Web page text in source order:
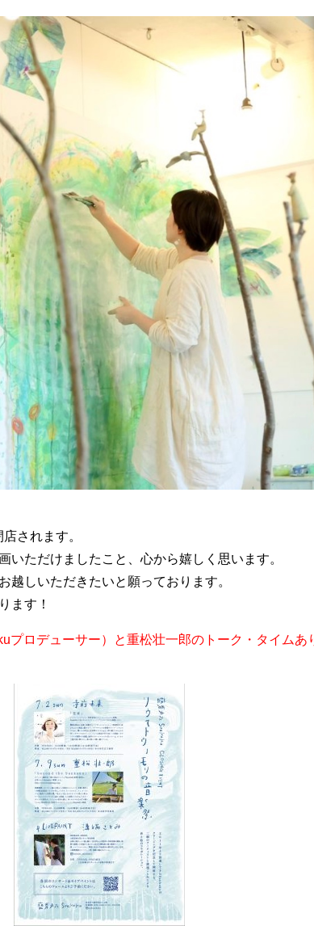
されます。
いただけましたこと、心から嬉しく思います。
越しいただきたいと願っております。
ます！
プロデューサー）と重松壮一郎のトーク・タイムあ